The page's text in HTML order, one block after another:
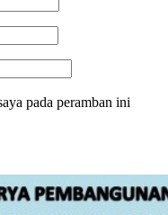
pada peramban ini